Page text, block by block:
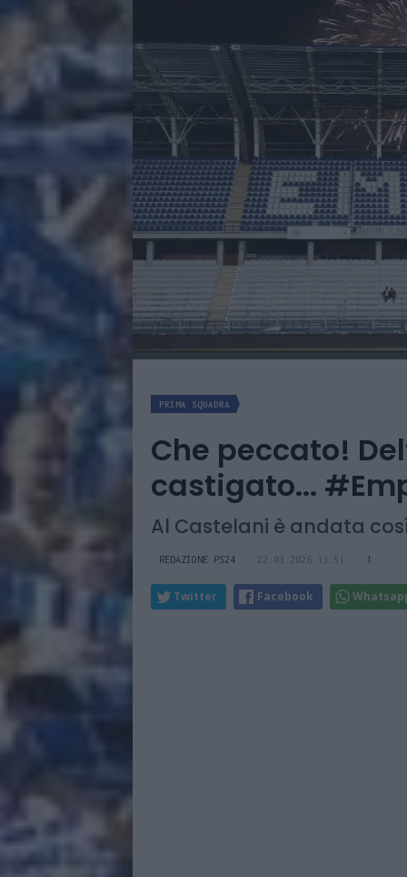
PRIMA SQUADRA
Che peccato!
castigato...
Al Castelani è andata
REDAZIONE PS24 22.03.2026 13:51 1
Twitter Facebook